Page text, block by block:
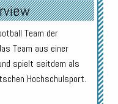
Team der
Team aus einer
spielt seitdem als
Hochschulsport.